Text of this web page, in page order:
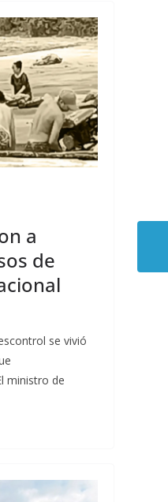
a
de
se vivió
ministro de